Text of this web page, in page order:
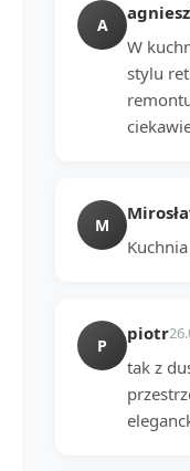
A
W
stylu
M
P
piotr
tak z